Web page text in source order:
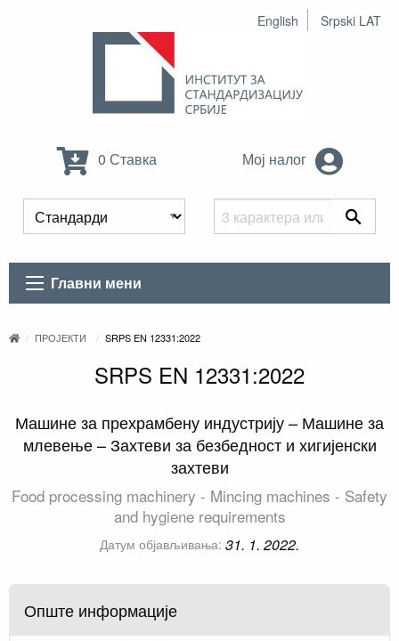
English Srpski LAT
0 Ставка Мој налог
Главни мени
ПРОЈЕКТИ SRPS EN 12331:2022
SRPS EN 12331:2022
Машине за прехрамбену индустрију – Машине за
млевење – Захтеви за безбедност и хигијенски
захтеви
Food processing machinery - Mincing machines - Safety
and hygiene requirements
Датум објављивања: 31. 1. 2022.
Опште информације